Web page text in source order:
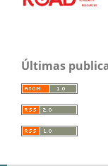
Últimas